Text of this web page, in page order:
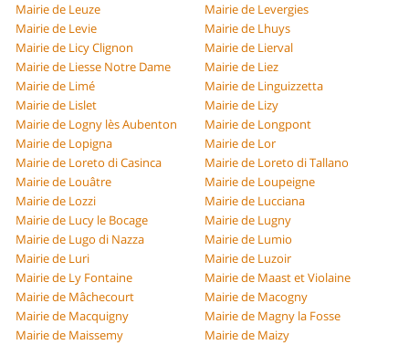
Mairie de Leuze
Mairie de Levergies
Mairie de Levie
Mairie de Lhuys
Mairie de Licy Clignon
Mairie de Lierval
Mairie de Liesse Notre Dame
Mairie de Liez
Mairie de Limé
Mairie de Linguizzetta
Mairie de Lislet
Mairie de Lizy
Mairie de Logny lès Aubenton
Mairie de Longpont
Mairie de Lopigna
Mairie de Lor
Mairie de Loreto di Casinca
Mairie de Loreto di Tallano
Mairie de Louâtre
Mairie de Loupeigne
Mairie de Lozzi
Mairie de Lucciana
Mairie de Lucy le Bocage
Mairie de Lugny
Mairie de Lugo di Nazza
Mairie de Lumio
Mairie de Luri
Mairie de Luzoir
Mairie de Ly Fontaine
Mairie de Maast et Violaine
Mairie de Mâchecourt
Mairie de Macogny
Mairie de Macquigny
Mairie de Magny la Fosse
Mairie de Maissemy
Mairie de Maizy